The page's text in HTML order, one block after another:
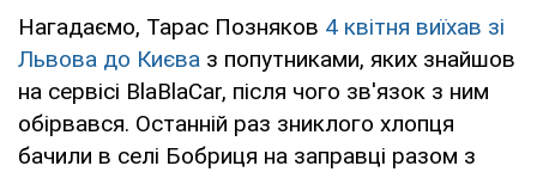
Нагадаємо, Тарас Позняков 4 квітня виїхав зі
Львова до Києва з попутниками, яких знайшов
на сервісі BlaBlaCar, після чого зв'язок з ним
обірвався. Останній раз зниклого хлопця
бачили в селі Бобриця на заправці разом з